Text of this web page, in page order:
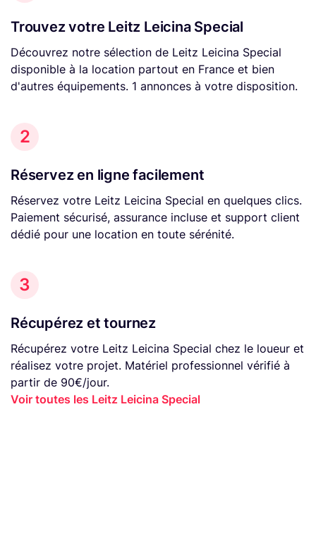
Trouvez votre Leitz Leicina Special
Découvrez notre sélection de Leitz Leicina Special
disponible à la location partout en France et bien
d'autres équipements. 1 annonces à votre disposition.
2
Réservez en ligne facilement
Réservez votre Leitz Leicina Special en quelques clics.
Paiement sécurisé, assurance incluse et support client
dédié pour une location en toute sérénité.
3
Récupérez et tournez
Récupérez votre Leitz Leicina Special chez le loueur et
réalisez votre projet. Matériel professionnel vérifié à
partir de 90€/jour.
Voir toutes les Leitz Leicina Special